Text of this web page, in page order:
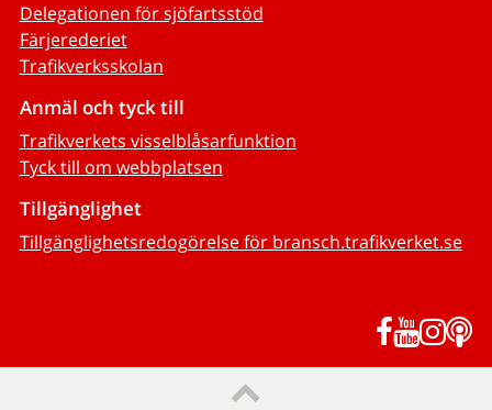
Delegationen för sjöfartsstöd
Färjerederiet
Trafikverksskolan
Anmäl och tyck till
Trafikverkets visselblåsarfunktion
Tyck till om webbplatsen
Tillgänglighet
Tillgänglighetsredogörelse för bransch.trafikverket.se
Facebook
YouTube